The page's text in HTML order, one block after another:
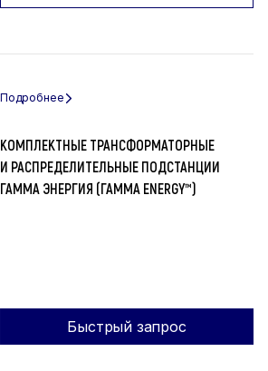
КОМПЛЕКТНЫЕ ТРАНСФОРМАТОРНЫЕ
И РАСПРЕДЕЛИТЕЛЬНЫЕ ПОДСТАНЦИИ
ГАММА ЭНЕРГИЯ (ГАММА ENERGY™)
Быстрый запрос